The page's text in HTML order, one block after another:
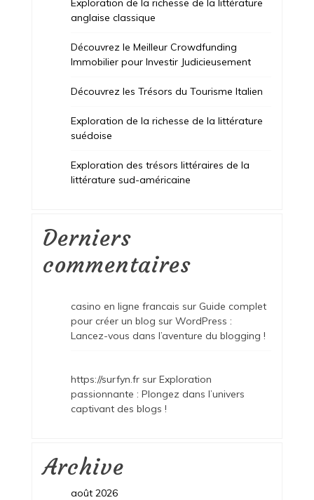
Exploration de la richesse de la littérature
anglaise classique
Découvrez le Meilleur Crowdfunding
Immobilier pour Investir Judicieusement
Découvrez les Trésors du Tourisme Italien
Exploration de la richesse de la littérature
suédoise
Exploration des trésors littéraires de la
littérature sud-américaine
Derniers
commentaires
casino en ligne francais sur Guide complet
pour créer un blog sur WordPress :
Lancez-vous dans l’aventure du blogging !
https://surfyn.frsur Exploration
passionnante : Plongez dans l’univers
captivant des blogs !
Archive
août 2026